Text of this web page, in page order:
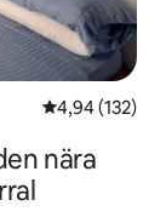
4,94 av 5 i
4,94 (132)
nära